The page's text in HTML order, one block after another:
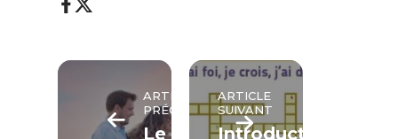
ARTICLE
PRÉCÉDENT
Le
ARTICLE
SUIVANT
Introduction